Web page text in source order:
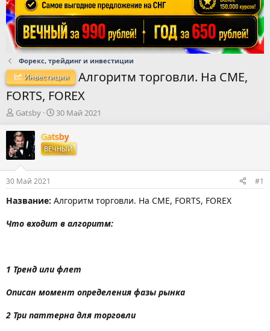
Форекс, трейдинг и инвестиции
Инвестиции
Алгopитм тоpговли. На CME,
FORTS, FOREX
А
т
о
р
т
е
м
ы
Gatsby
Д
т
а
н
а
л
30 Май 2021
Gatsby
ВЕЧНЫЙ
30 Май 2021 #1
Название: Алгopитм тоpговли. На CME, FORTS, FOREX
Что входит в алгоритм:
1 Тренд или флет
Описан момент определения фазы рынка
2 Три паттерна для торговли